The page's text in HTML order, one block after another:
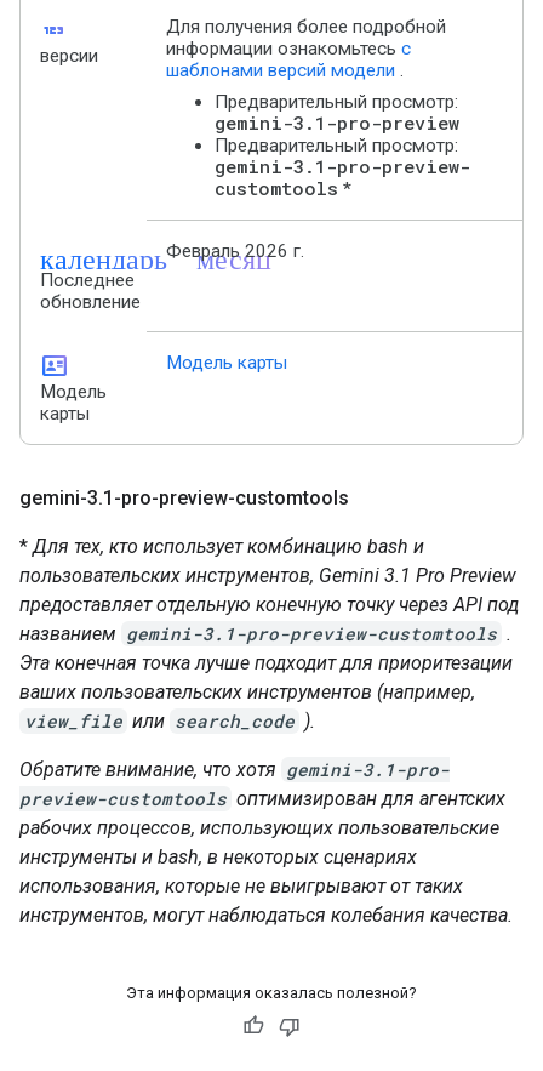
123
версии
Для получения более подробной
информации ознакомьтесь с
шаблонами версий модели .
Предварительный просмотр:
gemini-3.1-pro-preview
Предварительный просмотр:
gemini-3.1-pro-preview-
customtools *
календарь_месяц
Последнее
обновление
Февраль 2026 г.
id_card
Модель
карты
Модель карты
gemini-3.1-pro-preview-customtools
*Для тех, кто использует комбинацию bash и
пользовательских инструментов, Gemini 3.1 Pro Preview
предоставляет отдельную конечную точку через API под
названием gemini-3.1-pro-preview-customtools .
Эта конечная точка лучше подходит для приоритезации
ваших пользовательских инструментов (например,
view_file или search_code ).
Обратите внимание, что хотя gemini-3.1-pro-
preview-customtools оптимизирован для агентских
рабочих процессов, использующих пользовательские
инструменты и bash, в некоторых сценариях
использования, которые не выигрывают от таких
инструментов, могут наблюдаться колебания качества.
Эта информация оказалась полезной?